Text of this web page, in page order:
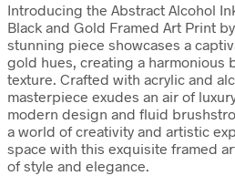
Introducing the Abstract Alcohol
Black and Gold Framed Art Print
stunning piece showcases a
gold hues, creating a harmonious
texture. Crafted with acrylic and
masterpiece exudes an air of
modern design and fluid
a world of creativity and artistic
space with this exquisite framed
of style and elegance.